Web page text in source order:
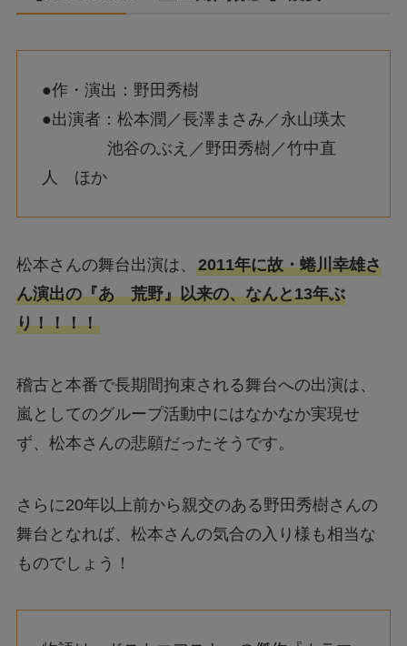
●作・演出：野田秀樹
●出演者：松本潤／長澤まさみ／永山瑛太
池谷のぶえ／野田秀樹／竹中直
人 ほか
松本さんの舞台出演は、 2011年に故・蜷川幸雄さ
ん演出の『あゝ荒野』以来の、なんと13年ぶ
り！！！！
稽古と本番で長期間拘束される舞台への出演は、
嵐としてのグループ活動中にはなかなか実現せ
ず、松本さんの悲願だったそうです。
さらに20年以上前から親交のある野田秀樹さんの
舞台となれば、松本さんの気合の入り様も相当な
ものでしょう！